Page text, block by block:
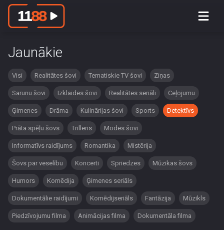
Jaunākie
Visi Realitātes šovi Tematiskie TV šovi Ziņas
Sarunu šovi Izklaides šovi Realitātes seriāli Ceļojumu
Ģimenes Drāma Kulinārijas šovi Sports Detektīvs
Prāta spēļu šovs Trilleris Modes šovi
Informatīvs raidījums Romantika Mistērija
Šovs par veselību Koncerti Spriedzes Mūzikas šovs
Humors Komēdija Ģimenes seriāls
Dokumentālie raidījumi Komēdijseriāls Fantāzija Mūzikls
Piedzīvojumu filma Animācijas filma Dokumentāla filma